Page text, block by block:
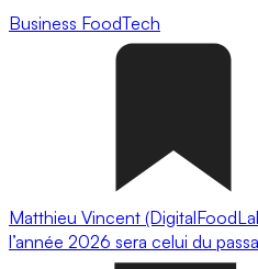
Business FoodTech
Matthieu Vincent
l’année 2026 sera celui du